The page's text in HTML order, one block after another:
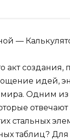
акт
идей,
Одним из
стальных
таблиц?